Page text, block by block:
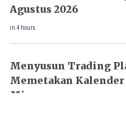
Agustus 2026
in 4 hours
Menyusun Trading
Memetakan
Mingguan